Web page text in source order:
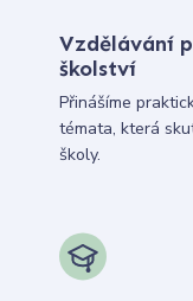
Vzdělávání
školství
Přinášíme
témata, která
školy.